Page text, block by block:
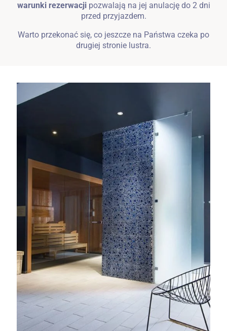
warunki rezerwacjipozwalają na jej anulację do 2 dni
przed przyjazdem.
Warto przekonać się, co jeszcze na Państwa czeka po
drugiej stronie lustra.